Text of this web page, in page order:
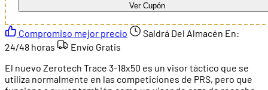
Ver Cupón
Compromiso mejor precio
Saldrá Del Almacén En:
24/48 horas
Envío Gratis
El nuevo Zerotech Trace 3-18x50 es un visor táctico que se
utiliza normalmente en las competiciones de PRS, pero que